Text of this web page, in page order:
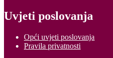
Uvjeti poslovanja
Opći uvjeti poslovanja
Pravila privatnosti